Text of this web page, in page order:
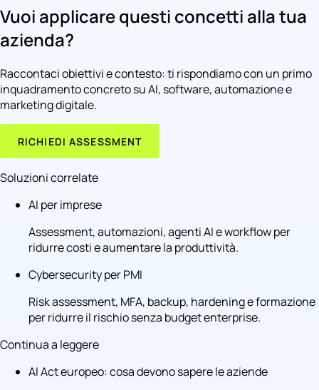
Vuoi applicare questi concetti alla tua
azienda?
Raccontaci obiettivi e contesto: ti rispondiamo con un primo
inquadramento concreto su AI, software, automazione e
marketing digitale.
RICHIEDI ASSESSMENT
Soluzioni correlate
AI per imprese
Assessment, automazioni, agenti AI e workflow per
ridurre costi e aumentare la produttività.
Cybersecurity per PMI
Risk assessment, MFA, backup, hardening e formazione
per ridurre il rischio senza budget enterprise.
Continua a leggere
AI Act europeo: cosa devono sapere le aziende